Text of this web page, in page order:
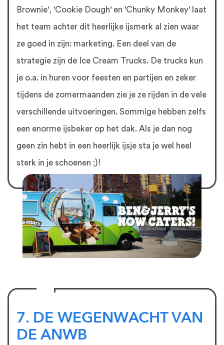
Brownie', 'Cookie Dough' en 'Chunky Monkey' laat
het team achter dit heerlijke ijsmerk al zien waar
ze goed in zijn: marketing. Een deel van de
strategie zijn de Ice Cream Trucks. De trucks kun
je o.a. in huren voor feesten en partijen en zeker
tijdens de zomermaanden zie je ze rijden in de vele
verschillende uitvoeringen. Sommige hebben zelfs
een enorme ijsbeker op het dak. Als je dan nog
geen zin hebt in een heerlijk ijsje sta je wel heel
sterk in je schoenen ;)!
7. DE WEGENWACHT VAN
DE ANWB